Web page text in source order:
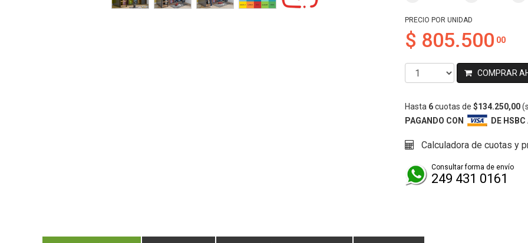
PRECIO POR UNIDAD
$ 805.500 00
COMPRAR
Hasta 6cuotas de $134.250,00
PAGANDO CON
DE HSBC
Calculadora de cuotas y
Consultar forma de envío
249 431 0161